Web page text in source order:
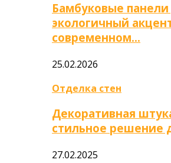
Бамбуковые панели
экологичный
современном…
25.02.2026
Отделка стен
Декоративная
стильное решение
27.02.2025